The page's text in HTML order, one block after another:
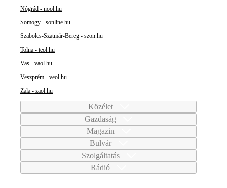
Nógrád - nool.hu
Somogy - sonline.hu
Szabolcs-Szatmár-Bereg - szon.hu
Tolna - teol.hu
Vas - vaol.hu
Veszprém - veol.hu
Zala - zaol.hu
Közélet
Gazdaság
Magazin
Bulvár
Szolgáltatás
Rádió